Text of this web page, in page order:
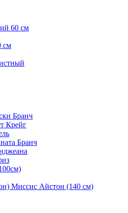
60 см
см
Бранч
Крейг
Бранч
Миссис Айстон (140 см)